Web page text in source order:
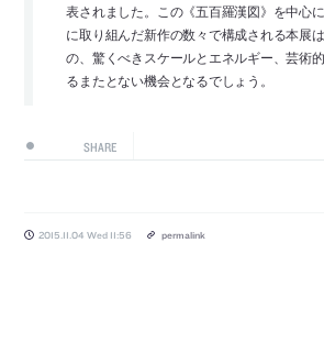
表されました。この《五百羅漢図》を中心
に取り組んだ新作の数々で構成される本展
の、驚くべきスケールとエネルギー、芸術
るまたとない機会となるでしょう。
SHARE
2015.11.04 Wed 11:56 permalink